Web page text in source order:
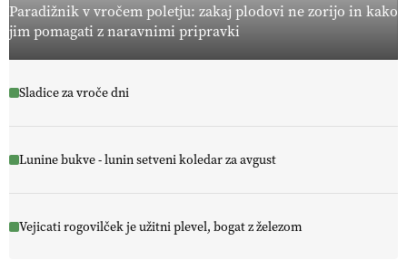
Paradižnik v vročem poletju: zakaj plodovi ne zorijo in kako
jim pomagati z naravnimi pripravki
Sladice za vroče dni
Lunine bukve - lunin setveni koledar za avgust
Vejicati rogovilček je užitni plevel, bogat z železom